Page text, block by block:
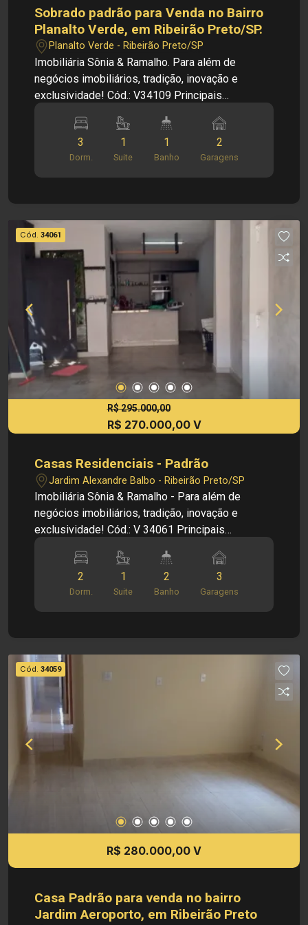
Sobrado padrão para Venda no Bairro
Planalto Verde, em Ribeirão Preto/SP.
Planalto Verde - Ribeirão Preto/SP
Imobiliária Sônia & Ramalho. Para além de
negócios imobiliários, tradição, inovação e
exclusividade! Cód.: V34109 Principais
Área Terreno: 125.00 m² - Área Edificação
Principal: 59.67 m² Localização privilegiada: -
Venda: R$ 300.000,00 Obs: A imobiliária se
reserva ao direito de alterar qualquer informação
referente aos valores, dados e disponibilidade
de seus imóveis, sem aviso prévio.
3
Dorm.
1
Suite
1
Banho
2
Garagens
Cód. 34061
R$ 295.000,00
R$ 270.000,00 V
Casas Residenciais - Padrão
Jardim Alexandre Balbo - Ribeirão Preto/SP
Imobiliária Sônia & Ramalho - Para além de
negócios imobiliários, tradição, inovação e
exclusividade! Cód.: V 34061 Principais
2 dormitórios (1 suíte) - Cozinha planejada - Área
de serviço - 3 vagas de garagem Dimensões: -
200,00 m² área terreno - 73,45 m² área construída
Investimento de Venda: R$ 270.000,00 Obs.: a
disponibilidade de seus imóveis, sem aviso
prévio.
2
Dorm.
1
Suite
2
Banho
3
Garagens
Cód. 34059
R$ 280.000,00 V
Casa Padrão para venda no bairro
Jardim Aeroporto, em Ribeirão Preto